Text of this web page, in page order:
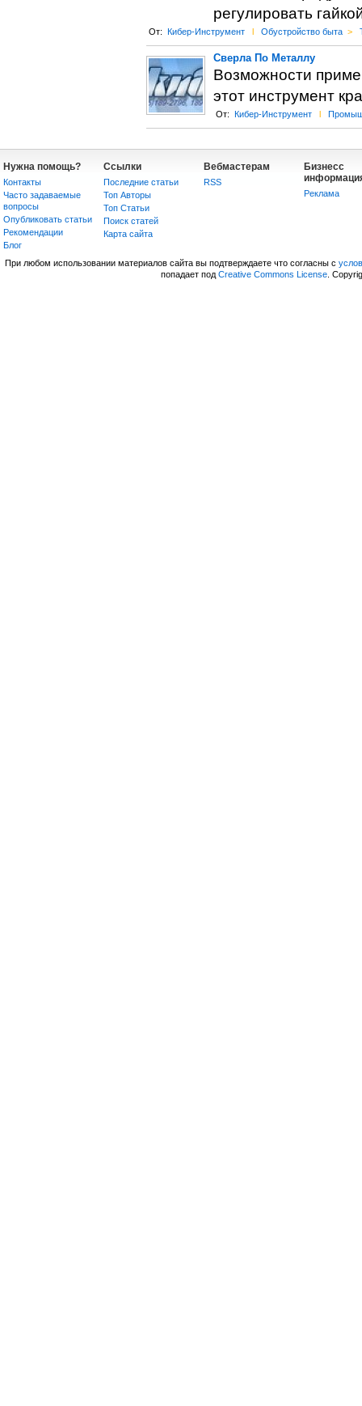
регулировать
От: Кибер-Инструмент l Обустройство быта >
Сверла По Металлу
Возможности
этот инструмент
От: Кибер-Инструмент l
Нужна помощь?
Контакты
Часто задаваемые
вопросы
Опубликовать статьи
Рекомендации
Блог
Ссылки
Последние статьи
Топ Авторы
Топ Статьи
Поиск статей
Карта сайта
Вебмастерам
RSS
Бизнесс
Реклама
При любом использовании материалов сайта вы подтверждаете что согласны с
попадает под Creative Commons License.